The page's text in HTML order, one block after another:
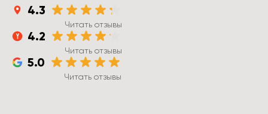
4.3
Читать отзывы
4.2
Читать отзывы
5.0
Читать отзывы